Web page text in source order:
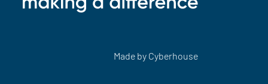
Made by Cyberhouse